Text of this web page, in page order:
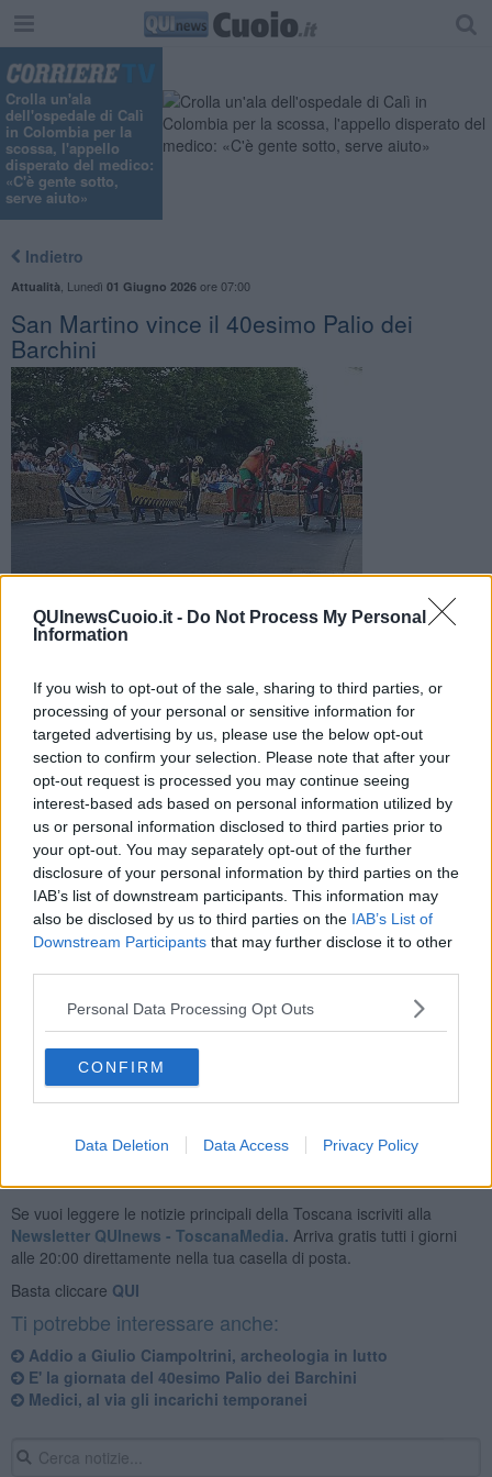
QUInewsCuoio.it - Do Not Process My Personal
Information
If you wish to opt-out of the sale, sharing to third parties, or
processing of your personal or sensitive information for
targeted advertising by us, please use the below opt-out
section to confirm your selection. Please note that after your
opt-out request is processed you may continue seeing
interest-based ads based on personal information utilized by
us or personal information disclosed to third parties prior to
your opt-out. You may separately opt-out of the further
disclosure of your personal information by third parties on the
IAB’s list of downstream participants. This information may
also be disclosed by us to third parties on the IAB’s List of
Downstream Participants that may further disclose it to other
Personal Data Processing Opt Outs
CONFIRM
Data Deletion Data Access Privacy Policy
Crolla un'ala
dell'ospedale di Calì
in Colombia per la
scossa, l'appello
disperato del medico:
«C'è gente sotto,
serve aiuto»
Indietro
Attualità Lunedì 01 Giugno 2026ore 07:00
San Martino vince il 40esimo Palio dei
Barchini
I verde arancio si aggiudicano il Cencio dell'edizione numero
40. Vittoria di San Bartolomeo a Paterno al Mini Palio e Palio
Rosa
CASTELFRANCO DI SOTTO —Vittoria della contradaSan
Martinoal40esimo Palio dei barchinidi Castelfranco di Sotto. In
una giornata di festa intergenerazionale, le quattro contrade si
sono sfidate al termine di una giornata fatta di tradizione e sfide.
Il Palio Rosa, andato in scena nel pomeriggio, è stato vinto dalla
contrada San Bartolomeo a Paterno, così come il mini Palio; trionfo
invece della contradaSan Martino a Caiana al Palio.
Una tradizione sentita e combattuta è stata celebrata nel comune
del comprensorio. Tanti i visitatori e il pubblico ad assistere ad
dei pali più singolari della Toscana
Se vuoi leggere le notizie principali della Toscana iscriviti alla
Newsletter QUInews - ToscanaMedia. Arriva gratis tutti i giorni
alle 20:00 direttamente nella tua casella di posta.
Basta cliccare QUI
Ti potrebbe interessare anche:
Addio a Giulio Ciampoltrini, archeologia in lutto
E' la giornata del 40esimo Palio dei Barchini
Medici, al via gli incarichi temporanei